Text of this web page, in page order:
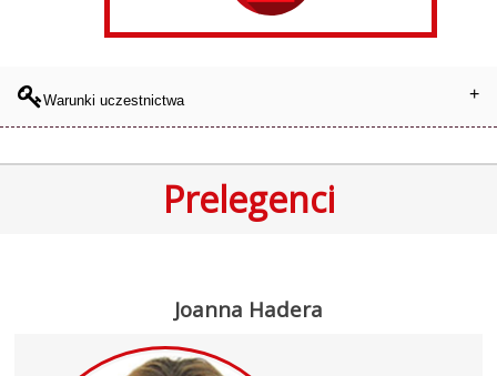
Warunki uczestnictwa
Prelegenci
Joanna Hadera